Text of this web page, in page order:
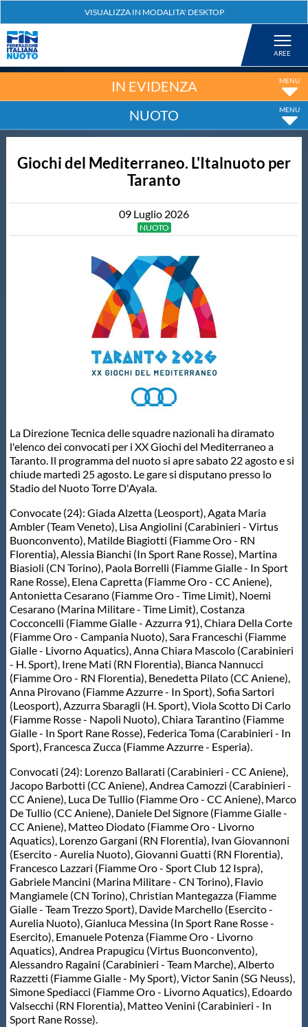
Nuoto
Tuffi
Salvamento
Scuole Nuoto
Propaganda
Centri Federali
Area Legislativa
Protezione Civile
Qualità
Sostenibilità
Privacy
Cookie Policy
Archivio News
Flash News
Galleria fotografica
Videogallery
Intranet
IN EVIDENZA
NUOTO
Giochi del Mediterraneo. L'Italnuoto per
Taranto
09 Luglio 2026
NUOTO
La Direzione Tecnica delle squadre nazionali ha diramato
l'elenco dei convocati per i XX Giochi del Mediterraneo a
Taranto. Il programma del nuoto si apre sabato 22 agosto e si
chiude martedì 25 agosto. Le gare si disputano presso lo
Stadio del Nuoto Torre D'Ayala.
Convocate (24): Giada Alzetta (Leosport), Agata Maria
Ambler (Team Veneto), Lisa Angiolini (Carabinieri - Virtus
Buonconvento), Matilde Biagiotti (Fiamme Oro - RN
Florentia), Alessia Bianchi (In Sport Rane Rosse), Martina
Biasioli (CN Torino), Paola Borrelli (Fiamme Gialle - In Sport
Rane Rosse), Elena Capretta (Fiamme Oro - CC Aniene),
Antonietta Cesarano (Fiamme Oro - Time Limit), Noemi
Cesarano (Marina Militare - Time Limit), Costanza
Cocconcelli (Fiamme Gialle - Azzurra 91), Chiara Della Corte
(Fiamme Oro - Campania Nuoto), Sara Franceschi (Fiamme
Gialle - Livorno Aquatics), Anna Chiara Mascolo (Carabinieri
- H. Sport), Irene Mati (RN Florentia), Bianca Nannucci
(Fiamme Oro - RN Florentia), Benedetta Pilato (CC Aniene),
Anna Pirovano (Fiamme Azzurre - In Sport), Sofia Sartori
(Leosport), Azzurra Sbaragli (H. Sport), Viola Scotto Di Carlo
(Fiamme Rosse - Napoli Nuoto), Chiara Tarantino (Fiamme
Gialle - In Sport Rane Rosse), Federica Toma (Carabinieri - In
Sport), Francesca Zucca (Fiamme Azzurre - Esperia).
Convocati (24): Lorenzo Ballarati (Carabinieri - CC Aniene),
Jacopo Barbotti (CC Aniene), Andrea Camozzi (Carabinieri -
CC Aniene), Luca De Tullio (Fiamme Oro - CC Aniene), Marco
De Tullio (CC Aniene), Daniele Del Signore (Fiamme Gialle -
CC Aniene), Matteo Diodato (Fiamme Oro - Livorno
Aquatics), Lorenzo Gargani (RN Florentia), Ivan Giovannoni
(Esercito - Aurelia Nuoto), Giovanni Guatti (RN Florentia),
Francesco Lazzari (Fiamme Oro - Sport Club 12 Ispra),
Gabriele Mancini (Marina Militare - CN Torino), Flavio
Mangiamele (CN Torino), Christian Mantegazza (Fiamme
Gialle - Team Trezzo Sport), Davide Marchello (Esercito -
Aurelia Nuoto), Gianluca Messina (In Sport Rane Rosse -
Esercito), Emanuele Potenza (Fiamme Oro - Livorno
Aquatics), Andrea Prapugicu (Virtus Buonconvento),
Alessandro Ragaini (Carabinieri - Team Marche), Alberto
Razzetti (Fiamme Gialle - My Sport), Victor Sanin (SG Neuss),
Simone Spediacci (Fiamme Oro - Livorno Aquatics), Edoardo
Valsecchi (RN Florentia), Matteo Venini (Carabinieri - In
Sport Rane Rosse).